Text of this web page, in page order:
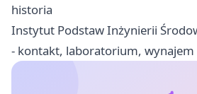
historia
Instytut Podstaw Inżynierii
- kontakt, laboratorium,